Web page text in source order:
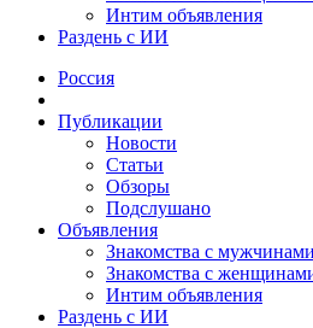
Интим объявления
Раздень с ИИ
Россия
Публикации
Новости
Статьи
Обзоры
Подслушано
Объявления
Знакомства с мужчинами
Знакомства с
Интим объявления
Раздень с ИИ